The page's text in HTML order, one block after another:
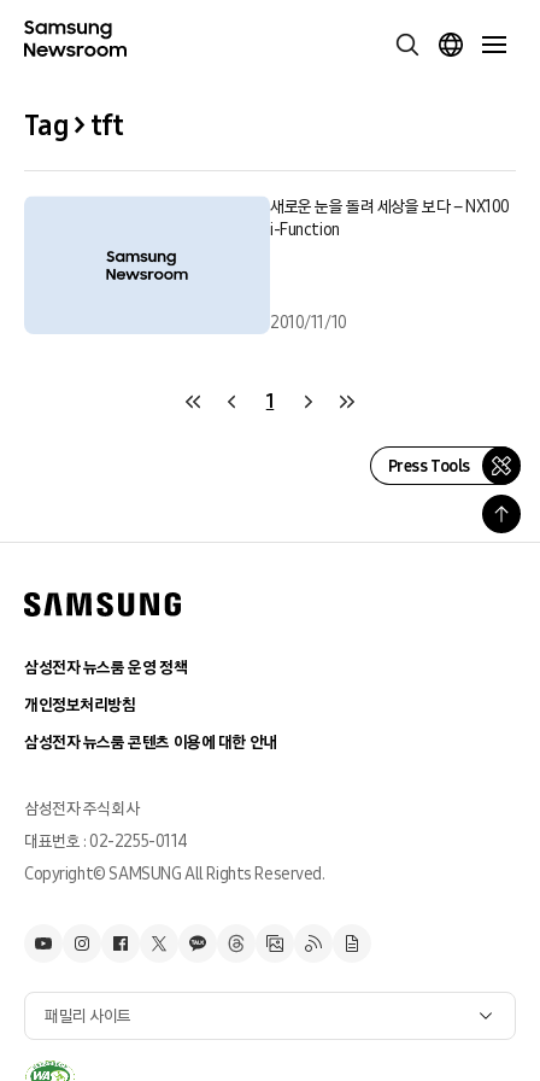
Tag > tft
새로운 눈을 돌려 세상을 보다 – NX100
i-Function
2010/11/10
1
Press Tools
삼성전자 뉴스룸 운영 정책
개인정보처리방침
삼성전자 뉴스룸 콘텐츠 이용에 대한 안내
삼성전자 주식회사
대표번호 : 02-2255-0114
Copyright© SAMSUNG All Rights Reserved.
패밀리 사이트